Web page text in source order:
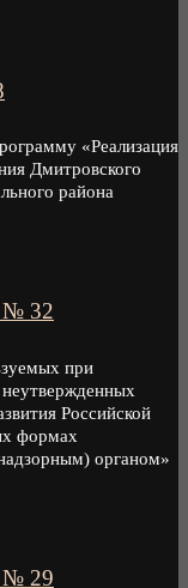
«Реализация
Дмитровского
района
№ 32
при
Российской
формах
органом»
№ 29